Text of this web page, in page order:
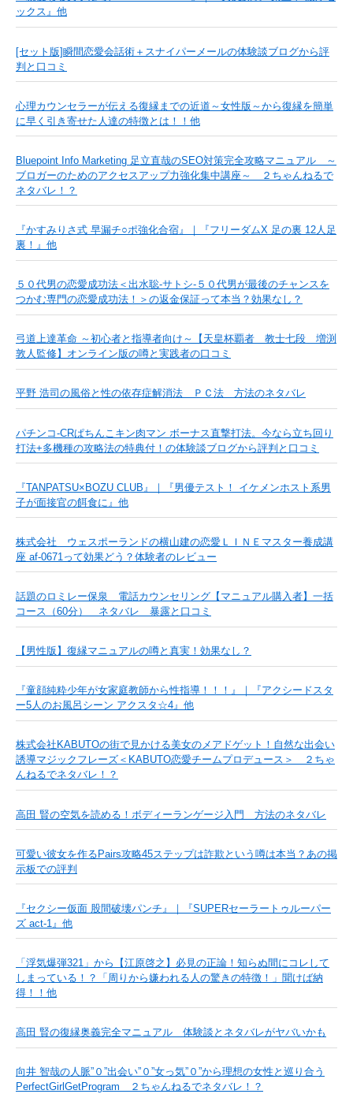
ックス』他
[セット版]瞬間恋愛会話術＋スナイパーメールの体験談ブログから評
判と口コミ
心理カウンセラーが伝える復縁までの近道～女性版～から復縁を簡単
に早く引き寄せた人達の特徴とは！！他
Bluepoint Info Marketing 足立直哉のSEO対策完全攻略マニュアル ～
ブロガーのためのアクセスアップ力強化集中講座～ ２ちゃんねるで
ネタバレ！？
『かすみりさ式 早漏チ○ポ強化合宿』｜『フリーダムX 足の裏 12人足
裏！』他
５０代男の恋愛成功法＜出水聡-サトシ-５０代男が最後のチャンスを
つかむ専門の恋愛成功法！＞の返金保証って本当？効果なし？
弓道上達革命 ～初心者と指導者向け～【天皇杯覇者 教士七段 増渕
敦人監修】オンライン版の噂と実践者の口コミ
平野 浩司の風俗と性の依存症解消法 ＰＣ法 方法のネタバレ
パチンコ-CRぱちんこキン肉マン ボーナス直撃打法。今なら立ち回り
打法+多機種の攻略法の特典付！の体験談ブログから評判と口コミ
『TANPATSU×BOZU CLUB』｜『男優テスト！ イケメンホスト系男
子が面接官の餌食に』他
株式会社 ウェスポーランドの横山建の恋愛ＬＩＮＥマスター養成講
座 af-0671って効果どう？体験者のレビュー
話題のロミレー保泉 電話カウンセリング【マニュアル購入者】一括
コース（60分） ネタバレ 暴露と口コミ
【男性版】復縁マニュアルの噂と真実！効果なし？
『童顔純粋少年が女家庭教師から性指導！！！』｜『アクシードスタ
ー5人のお風呂シーン アクスタ☆4』他
株式会社KABUTOの街で見かける美女のメアドゲット！自然な出会い
誘導マジックフレーズ＜KABUTO恋愛チームプロデュース＞ ２ちゃ
んねるでネタバレ！？
高田 賢の空気を読める！ボディーランゲージ入門 方法のネタバレ
可愛い彼女を作るPairs攻略45ステップは詐欺という噂は本当？あの掲
示板での評判
『セクシー仮面 股間破壊パンチ』｜『SUPERセーラートゥルーパー
ズ act-1』他
「浮気爆弾321」から【江原啓之】必見の正論！知らぬ間にコレして
しまっている！？「周りから嫌われる人の驚きの特徴！」聞けば納
得！！他
高田 賢の復縁奥義完全マニュアル 体験談とネタバレがヤバいかも
向井 智哉の人脈”０”出会い”０”女っ気”０”から理想の女性と巡り合う
PerfectGirlGetProgram ２ちゃんねるでネタバレ！？